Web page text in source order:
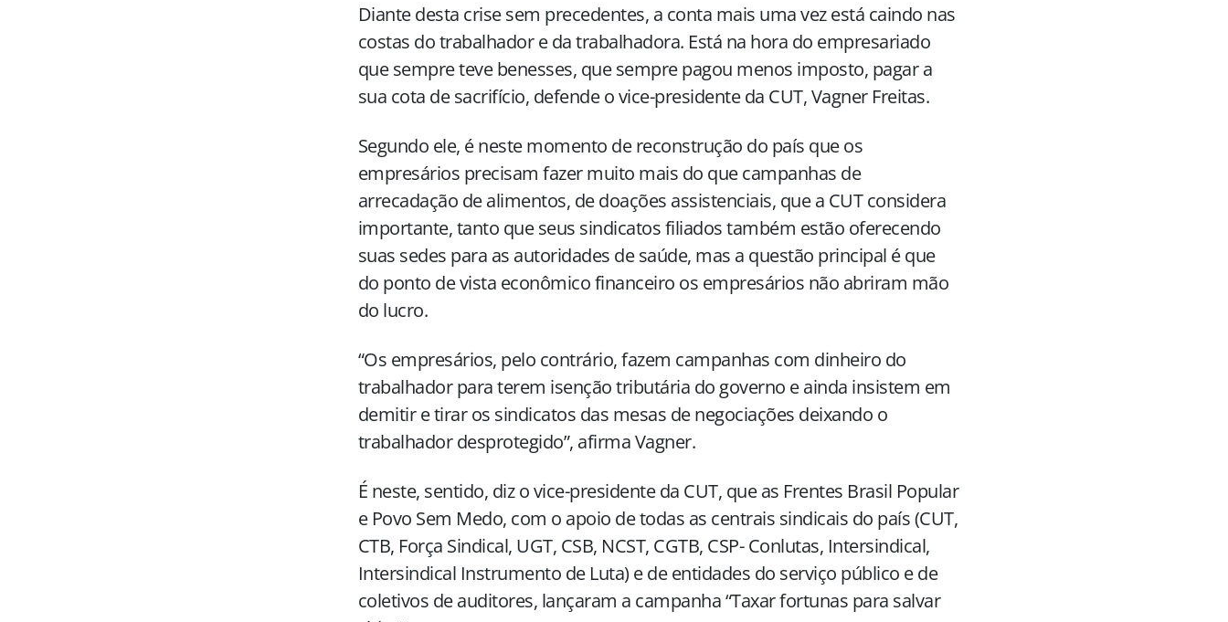
Diante desta crise sem precedentes, a conta mais uma vez está caindo nas
costas do trabalhador e da trabalhadora. Está na hora do empresariado
que sempre teve benesses, que sempre pagou menos imposto, pagar a
sua cota de sacrifício, defende o vice-presidente da CUT, Vagner Freitas.
Segundo ele, é neste momento de reconstrução do país que os
empresários precisam fazer muito mais do que campanhas de
arrecadação de alimentos, de doações assistenciais, que a CUT considera
importante, tanto que seus sindicatos filiados também estão oferecendo
suas sedes para as autoridades de saúde, mas a questão principal é que
do ponto de vista econômico financeiro os empresários não abriram mão
do lucro.
“Os empresários, pelo contrário, fazem campanhas com dinheiro do
trabalhador para terem isenção tributária do governo e ainda insistem em
demitir e tirar os sindicatos das mesas de negociações deixando o
trabalhador desprotegido”, afirma Vagner.
É neste, sentido, diz o vice-presidente da CUT, que as Frentes Brasil Popular
e Povo Sem Medo, com o apoio de todas as centrais sindicais do país (CUT,
CTB, Força Sindical, UGT, CSB, NCST, CGTB, CSP- Conlutas, Intersindical,
Intersindical Instrumento de Luta) e de entidades do serviço público e de
coletivos de auditores, lançaram a campanha “Taxar fortunas para salvar